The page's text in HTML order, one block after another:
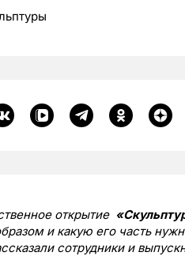
открытие
и какую его часть
сотрудники и